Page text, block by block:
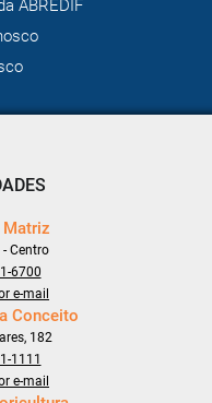
ABREDIF
Matriz
- Centro
6700
e-mail
Conceito
182
1111
e-mail